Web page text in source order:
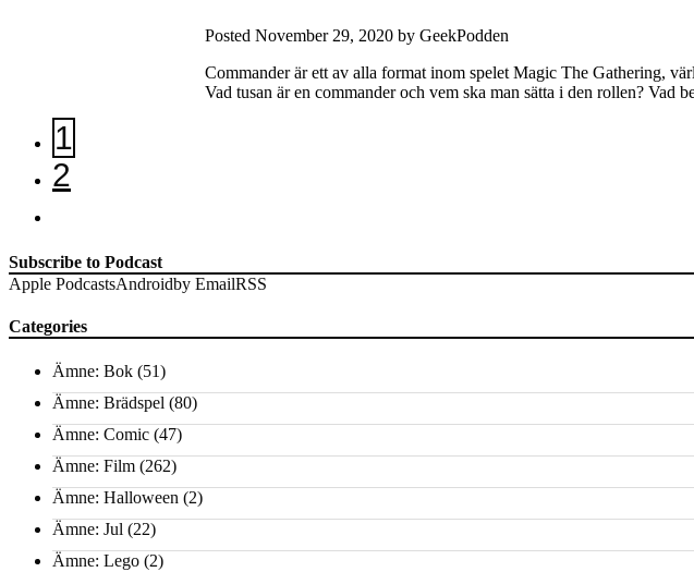
Posted November 29, 2020 by GeekPodden
Commander är ett av alla format inom spelet Magic The Gathering,
Vad tusan är en commander och vem ska man sätta i den rollen? Vad
1
2
Subscribe to Podcast
Apple PodcastsAndroidby EmailRSS
Categories
Ämne: Bok (51)
Ämne: Brädspel (80)
Ämne: Comic (47)
Ämne: Film (262)
Ämne: Halloween (2)
Ämne: Jul (22)
Ämne: Lego (2)